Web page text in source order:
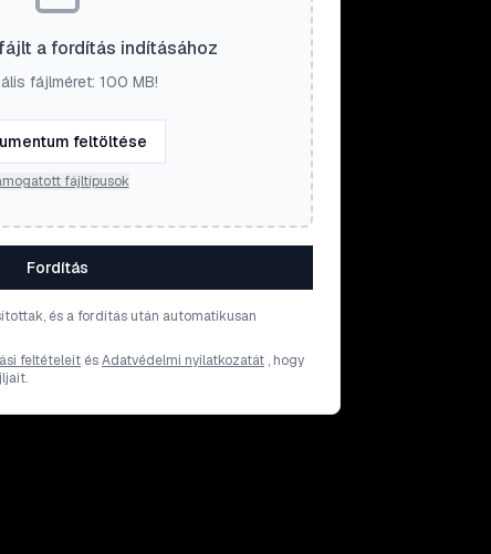
a fordítás indításához
fájlméret: 100 MB!
feltöltése
fájltípusok
Fordítás
és a fordítás után automatikusan
feltételeit ésAdatvédelmi nyilatkozatát , hogy